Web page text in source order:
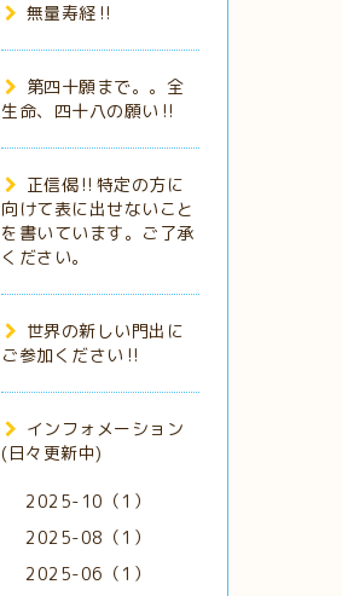
無量寿経‼️
第四十願まで。。全
生命、四十八の願い‼️
正信偈‼️特定の方に
向けて表に出せないこと
を書いています。ご了承
ください。
世界の新しい門出に
ご参加ください‼️
インフォメーション
(日々更新中)
2025-10（1）
2025-08（1）
2025-06（1）